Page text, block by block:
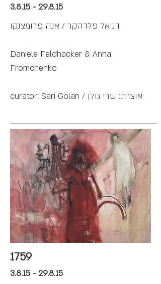
3.8.15 - 29.8.15
דניאל פלדהקר / אנה פרומצנקו
Daniele Feldhacker & Anna
Fromchenko
curator: Sari Golan / אוצרת: שרי גולן
1759
3.8.15 - 29.8.15